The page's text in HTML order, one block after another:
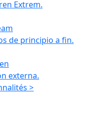
Extrem.
de principio a fin.
externa.
>